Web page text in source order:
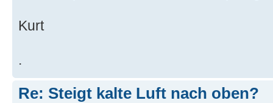
Kurt
.
Re: Steigt kalte Luft nach oben?